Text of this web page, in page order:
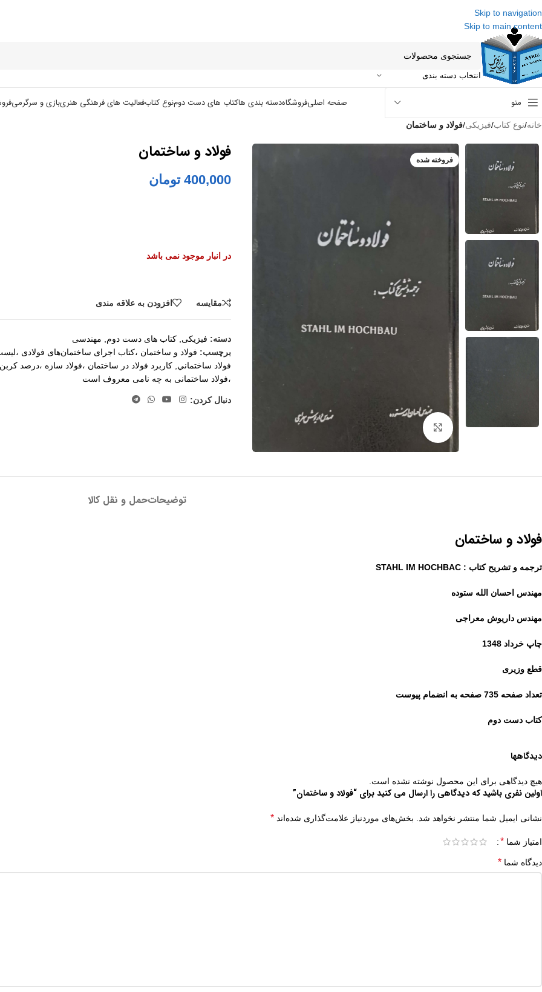
Skip to navigation
Skip to main content
انتخاب دسته بندی
منو صفحه اصلیفروشگاهدسته بندی هاکتاب های دست دومنوع کتابفعالیت های فرهنگی هنریبازی و سرگرمی
خانه/نوع کتاب/فیزیکی/فولاد و ساختمان
فروخته شده
برای بزرگنمایی کلیک کنید
فولاد و ساختمان
400,000 تومان
در انبار موجود نمی باشد
مقايسه افزودن به علاقه مندی
دسته: فیزیکی کتاب های دست دوم
مهندسی
برچسب: فولاد و ساختمان ،کتاب اجرای ساختمان‌های فولادی
فولاد ساختماني کاربرد فولاد در ساختمان ،فولاد سازه ،درصد
،فولاد ساختمانی به چه نامی معروف است
دنبال کردن:
توضیحاتحمل و نقل کالا
فولاد و ساختمان
ترجمه و تشریح کتاب : STAHL IM HOCHBAC
مهندس احسان الله ستوده
مهندس داریوش معراجی
چاپ خرداد 1348
قطع وزیری
تعداد صفحه 735 صفحه به انضمام پیوست
کتاب دست دوم
دیدگاهها
هیچ دیدگاهی برای این محصول نوشته نشده است.
اولین نفری باشید که دیدگاهی را ارسال می کنید برای “فولاد و ساختمان”
نشانی ایمیل شما منتشر نخواهد شد. بخش‌های موردنیاز علامت‌گذاری شده‌اند *
امتیاز شما *
دیدگاه شما *